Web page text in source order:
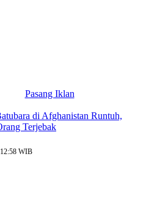
di Afghanistan Runtuh,
Terjebak
WIB